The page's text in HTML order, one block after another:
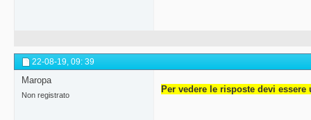
22-08-19, 09: 39
Maropa
Non registrato
Per vedere le risposte devi